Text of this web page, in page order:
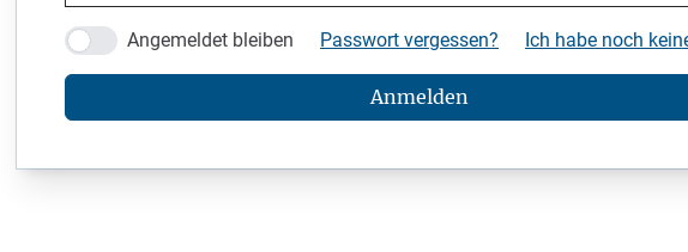
Angemeldet bleiben Passwort vergessen? Ich habe noch
Anmelden